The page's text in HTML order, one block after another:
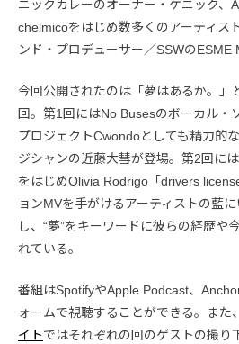
ニックカレーのオーナー・ケニック、
chelmicoをはじめ数多くのアーティス
ンド・プロデューサー／SSWのESME
今回公開されたのは「夢はあるか。」
回。第1回にはNo Busesのボーカル・
プロジェクトCwondoとしても精力的
ジシャンの近藤大彗が登場。第2回に
をはじめOlivia Rodrigo「drivers
ョンMVを手がけるアーティストの藍
し、“夢”をキーワードに彼らの経歴や
れている。
番組はSpotifyやApple Podcast、
ォームで視聴することができる。また、
イトではそれぞれの回のゲストの撮り